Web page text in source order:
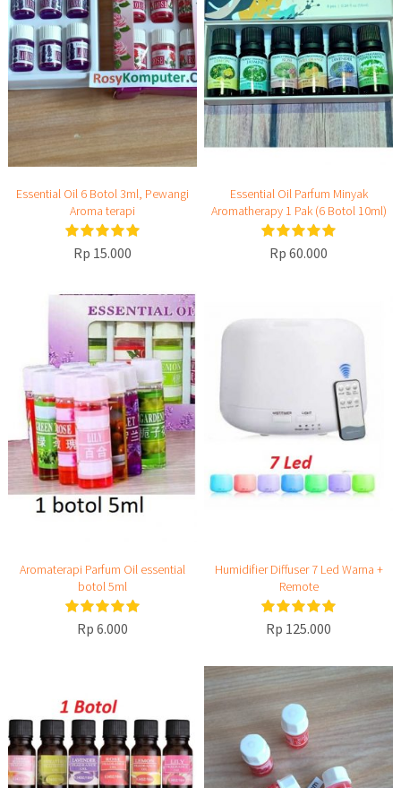
Essential Oil 6 Botol 3ml, Pewangi
Aroma terapi
Rp 15.000
Essential Oil Parfum Minyak
Aromatherapy 1 Pak (6 Botol 10ml)
Rp 60.000
Aromaterapi Parfum Oil essential
botol 5ml
Rp 6.000
Humidifier Diffuser 7 Led Warna +
Remote
Rp 125.000